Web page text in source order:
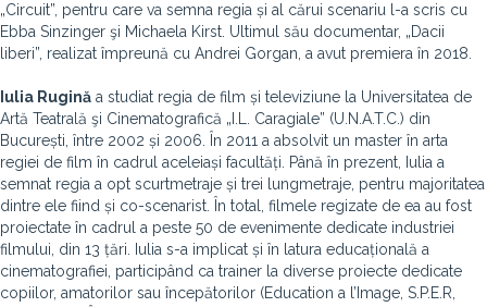
„Circuit”, pentru care va semna regia și al cărui scenariu l-a scris cu
Ebba Sinzinger şi Michaela Kirst. Ultimul său documentar, „Dacii
liberi”, realizat împreună cu Andrei Gorgan, a avut premiera în 2018.
Iulia Rugină a studiat regia de film și televiziune la Universitatea de
Artă Teatrală şi Cinematografică „I.L. Caragiale” (U.N.A.T.C.) din
București, între 2002 și 2006. În 2011 a absolvit un master în arta
regiei de film în cadrul aceleiași facultăți. Până în prezent, Iulia a
semnat regia a opt scurtmetraje și trei lungmetraje, pentru majoritatea
dintre ele fiind și co-scenarist. În total, filmele regizate de ea au fost
proiectate în cadrul a peste 50 de evenimente dedicate industriei
filmului, din 13 țări. Iulia s-a implicat și în latura educațională a
cinematografiei, participând ca trainer la diverse proiecte dedicate
copiilor, amatorilor sau începătorilor (Education a l’Image, S.P.E.R,